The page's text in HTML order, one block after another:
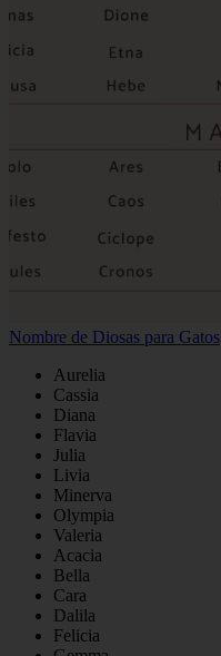
Nombre de Diosas para Gatos
Aurelia
Cassia
Diana
Flavia
Julia
Livia
Minerva
Olympia
Valeria
Acacia
Bella
Cara
Dalila
Felicia